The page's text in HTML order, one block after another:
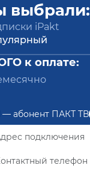
выбрали:
iPakt
к оплате:
— абонент ПАКТ ТВ